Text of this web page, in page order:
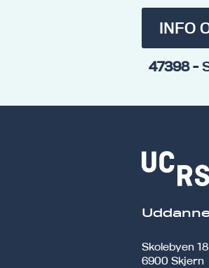
INFO
47398-
Skolebyen 18
6900 Skjern